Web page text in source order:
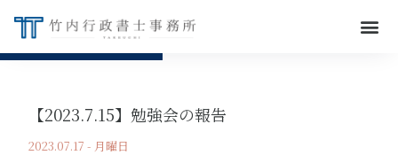
【2023.7.15】勉強会の報告
2023.07.17 - 月曜日